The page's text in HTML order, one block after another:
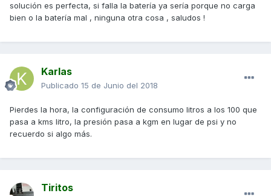
solución es perfecta, si falla la batería ya sería porque no carga
bien o la batería mal , ninguna otra cosa , saludos !
Karlas
Publicado 15 de Junio del 2018
Pierdes la hora, la configuración de consumo litros a los 100 que
pasa a kms litro, la presión pasa a kgm en lugar de psi y no
recuerdo si algo más.
Tiritos